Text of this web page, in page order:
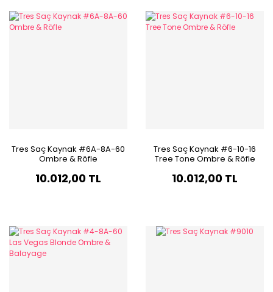
Tres Saç Kaynak #6A-8A-60
Ombre & Röfle
10.012,00 TL
Tres Saç Kaynak #6-10-16
Tree Tone Ombre & Röfle
10.012,00 TL